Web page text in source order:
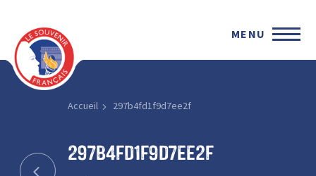
MENU
Accueil 297b4fd1f9d7ee2f
297b4fd1f9d7ee2f